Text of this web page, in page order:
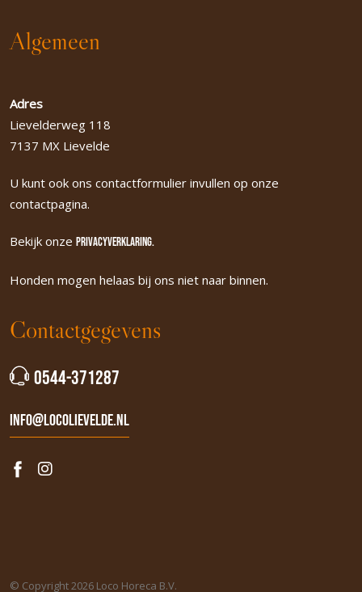
Algemeen
Adres
Lievelderweg 118
7137 MX Lievelde
U kunt ook ons contactformulier invullen op onze
contactpagina.
Bekijk onze Privacyverklaring.
Honden mogen helaas bij ons niet naar binnen.
Contactgegevens
0544-371287
info@locolievelde.nl
© Copyright 2026 Loco Horeca B.V.